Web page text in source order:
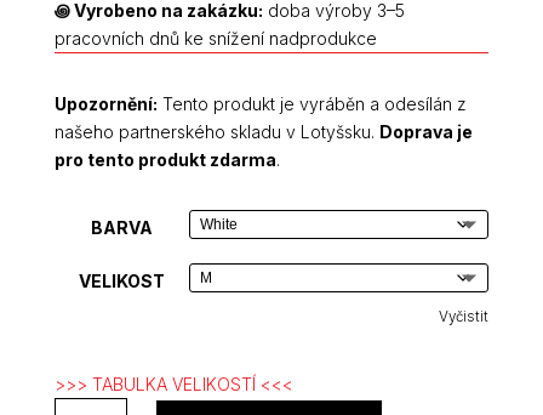
꩜Vyrobeno na zakázku: doba výroby 3–5
pracovních dnů ke snížení nadprodukce
Upozornění: Tento produkt je vyráběn a odesílán z
našeho partnerského skladu v Lotyšsku. Doprava je
pro tento produkt zdarma.
BARVA
VELIKOST
Vyčistit
>>> TABULKA VELIKOSTÍ <<<